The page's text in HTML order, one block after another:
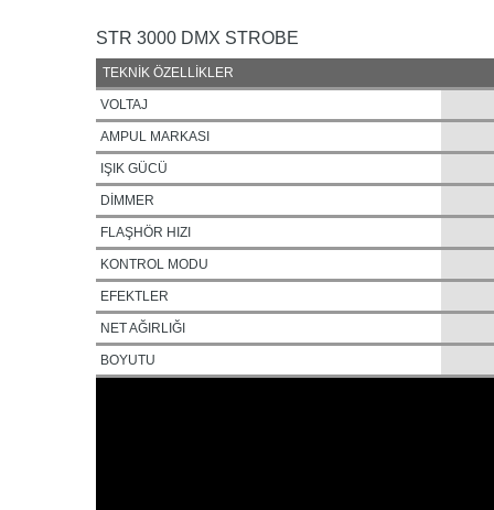
STR 3000 DMX STROBE
TEKNİK ÖZELLİKLER
VOLTAJ
AMPUL MARKASI
IŞIK GÜCÜ
DİMMER
FLAŞHÖR HIZI
KONTROL MODU
EFEKTLER
NET AĞIRLIĞI
BOYUTU